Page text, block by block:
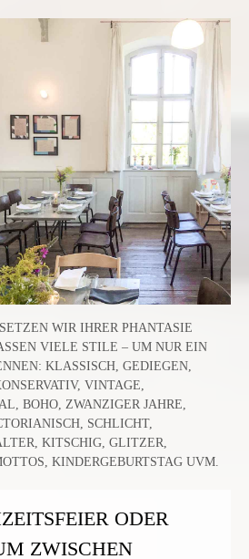
WIR IHRER PHANTASIE
VIELE STILE – UM NUR EIN
KLASSISCH, GEDIEGEN,
VINTAGE,
BOHO, ZWANZIGER JAHRE,
SCHLICHT,
KITSCHIG, GLITZER,
KINDERGEBURTSTAG UVM.
ODER
ZWISCHEN